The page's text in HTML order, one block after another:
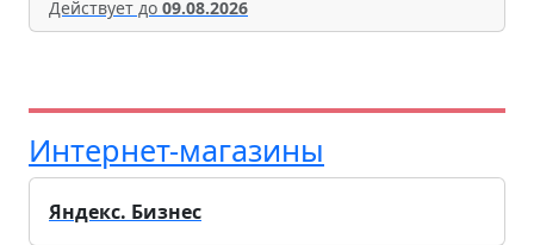
Действует до 09.08.2026
Интернет-магазины
Яндекс. Бизнес